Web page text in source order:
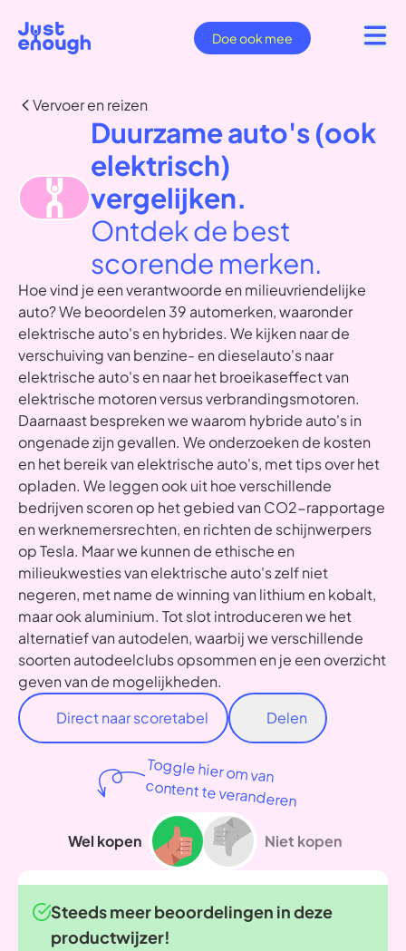
Doe ook mee
Vervoer en reizen
Duurzame auto's (ook
elektrisch)
vergelijken.
Ontdek de best
scorende merken.
Hoe vind je een verantwoorde en milieuvriendelijke
auto? We beoordelen 39 automerken, waaronder
elektrische auto's en hybrides. We kijken naar de
verschuiving van benzine- en dieselauto's naar
elektrische auto's en naar het broeikaseffect van
elektrische motoren versus verbrandingsmotoren.
Daarnaast bespreken we waarom hybride auto's in
ongenade zijn gevallen. We onderzoeken de kosten
en het bereik van elektrische auto's, met tips over het
opladen. We leggen ook uit hoe verschillende
bedrijven scoren op het gebied van CO2-rapportage
en werknemersrechten, en richten de schijnwerpers
op Tesla. Maar we kunnen de ethische en
milieukwesties van elektrische auto's zelf niet
negeren, met name de winning van lithium en kobalt,
maar ook aluminium. Tot slot introduceren we het
alternatief van autodelen, waarbij we verschillende
soorten autodeelclubs opsommen en je een overzicht
geven van de mogelijkheden.
Direct naar scoretabel
Delen
Toggle hier om van
content te veranderen
Wel kopen Niet kopen
Steeds meer beoordelingen in deze
productwijzer!